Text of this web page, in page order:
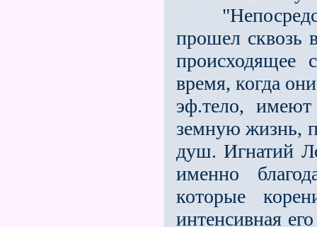
прошeл сквозь
время, когда
эф.тело,
земную жизнь,
душ. Игнатий
именно
которые
интенсивная